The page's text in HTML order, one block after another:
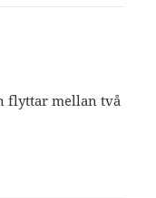
flyttar mellan två